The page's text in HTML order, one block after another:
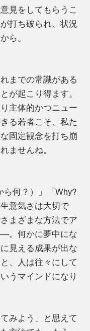
見をしてもらうこ
打ち破られ、状況
ら。
までの常識がある
が起こり得ます。
主体的かつニュー
る若者こそ、私た
固定観念を打ち崩
ませんね。
何？）」「Why?
意気さは大切で
まざまな方法でア
。何かに夢中にな
見える成果が出な
、人は往々にして
うマインドになり
みよう」と思えて